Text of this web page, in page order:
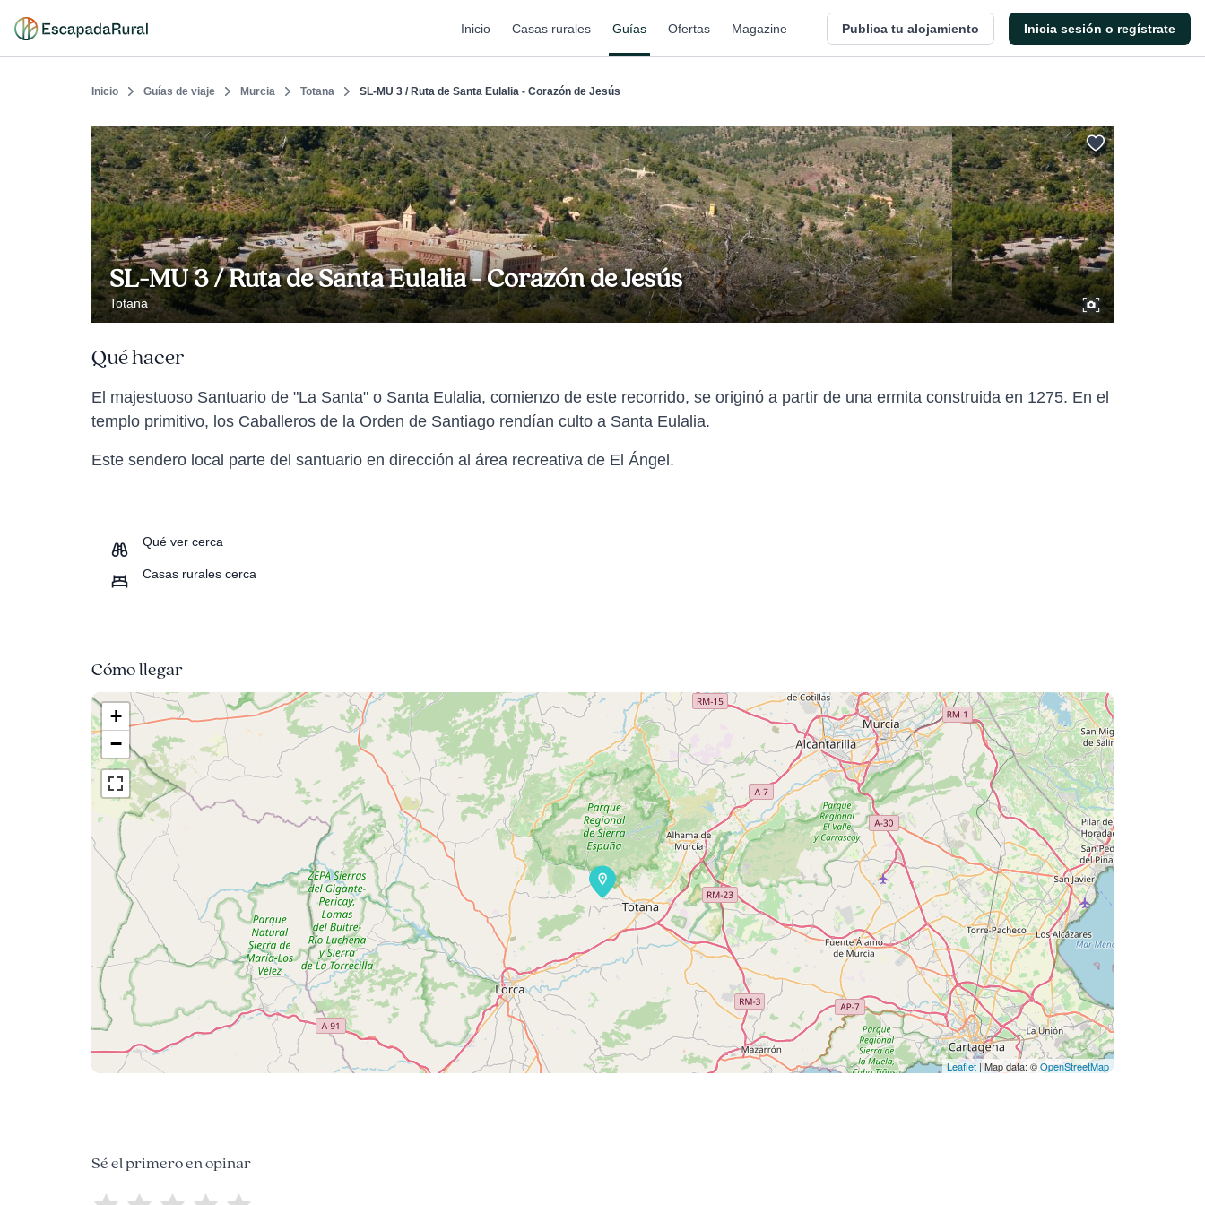
Inicio Casas rurales Guías Ofertas Magazine Publica tu alojamiento Inicia sesión o regístrate
Inicio Guías de viaje Murcia Totana SL-MU 3 / Ruta de Santa Eulalia - Corazón de Jesús
SL-MU 3 / Ruta de Santa Eulalia - Corazón de Jesús
Totana
Qué hacer
El majestuoso Santuario de "La Santa" o Santa Eulalia, comienzo de este recorrido, se originó a partir de una ermita construida en 1275. En el
templo primitivo, los Caballeros de la Orden de Santiago rendían culto a Santa Eulalia.
Este sendero local parte del santuario en dirección al área recreativa de El Ángel.
Qué ver cerca
Casas rurales cerca
Cómo llegar
+
−
Leaflet | Map data: ©OpenStreetMap
Sé el primero en opinar